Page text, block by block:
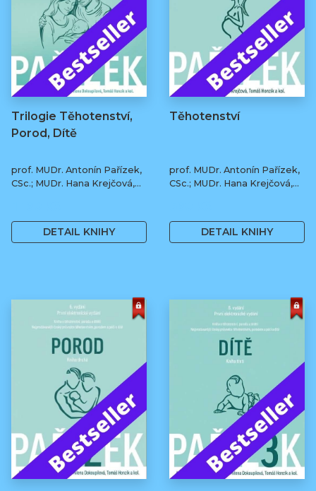
Trilogie Těhotenství,
Porod, Dítě
prof. MUDr. Antonín Pařízek,
CSc.; MUDr. Hana Krejčová,
Tomáš Honzík, Ph.D. a kol.
DETAIL KNIHY
Těhotenství
prof. MUDr. Antonín Pařízek,
CSc.; MUDr. Hana Krejčová,
DETAIL KNIHY